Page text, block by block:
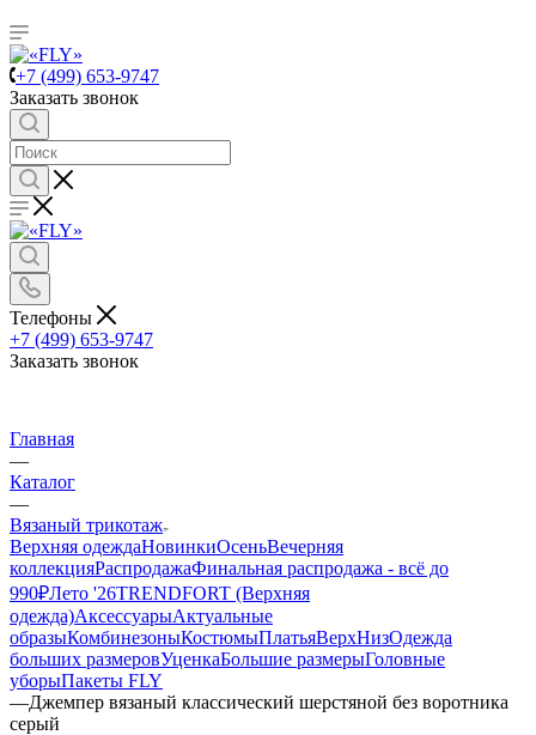
+7 (499) 653-9747
Заказать звонок
Телефоны
+7 (499) 653-9747
Заказать звонок
Главная
—
Каталог
—
Вязаный трикотаж
Верхняя одеждаНовинкиОсеньВечерняя
коллекцияРаспродажаФинальная распродажа - всё до
990₽Лето '26TRENDFORT (Верхняя
одежда)АксессуарыАктуальные
образыКомбинезоныКостюмыПлатьяВерхНизОдежда
больших размеровУценкаБольшие размерыГоловные
уборыПакеты FLY
—Джемпер вязаный классический шерстяной без воротника
серый